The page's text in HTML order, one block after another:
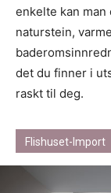
enkelte kan
naturstein,
det du finner i
raskt til deg.
Flishuset-Import